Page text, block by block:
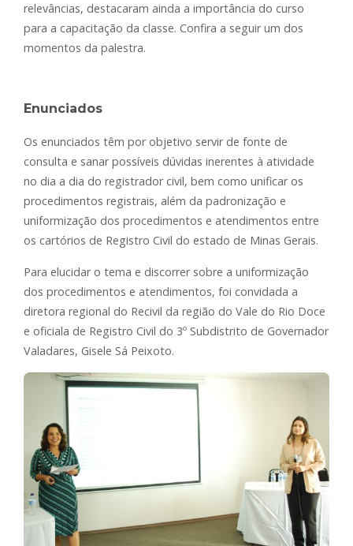
relevâncias, destacaram ainda a importância do curso
para a capacitação da classe. Confira a seguir um dos
momentos da palestra.
Enunciados
Os enunciados têm por objetivo servir de fonte de
consulta e sanar possíveis dúvidas inerentes à atividade
no dia a dia do registrador civil, bem como unificar os
procedimentos registrais, além da padronização e
uniformização dos procedimentos e atendimentos entre
os cartórios de Registro Civil do estado de Minas Gerais.
Para elucidar o tema e discorrer sobre a uniformização
dos procedimentos e atendimentos, foi convidada a
diretora regional do Recivil da região do Vale do Rio Doce
e oficiala de Registro Civil do 3º Subdistrito de Governador
Valadares, Gisele Sá Peixoto.